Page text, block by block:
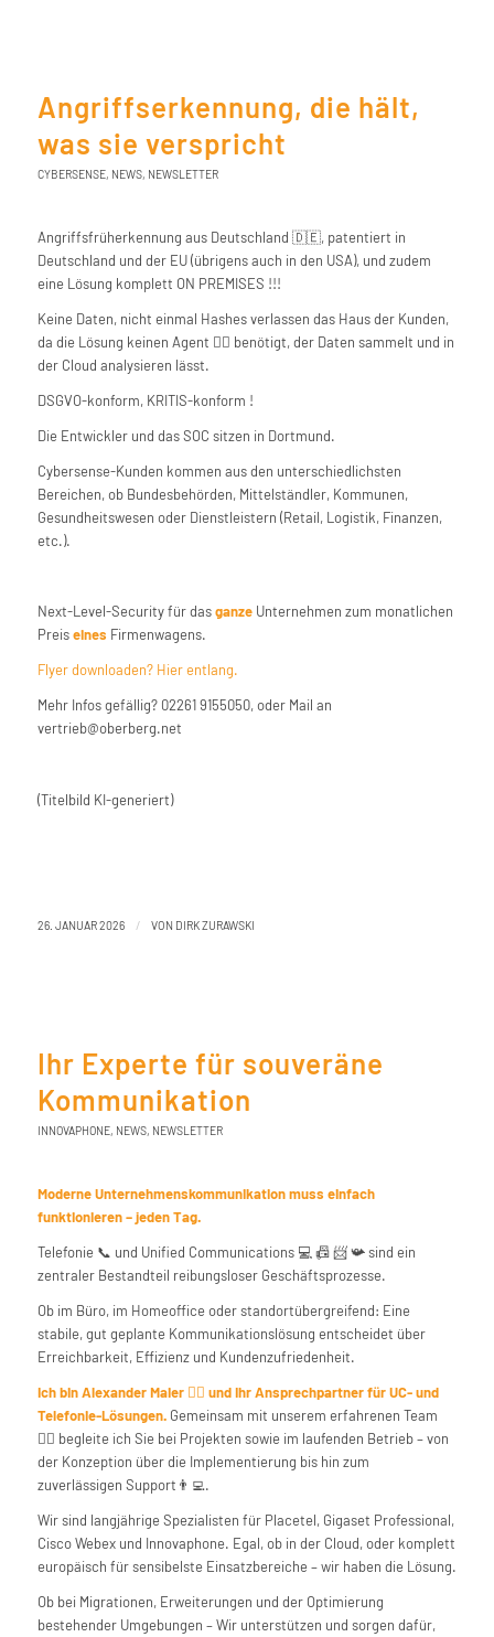
Angriffserkennung, die hält,
was sie verspricht
CYBERSENSE, NEWS, NEWSLETTER
Angriffsfrüherkennung aus Deutschland 🇩🇪, patentiert in
Deutschland und der EU (übrigens auch in den USA), und zudem
eine Lösung komplett ON PREMISES !!!
Keine Daten, nicht einmal Hashes verlassen das Haus der Kunden,
da die Lösung keinen Agent 🕵️‍♂️ benötigt, der Daten sammelt und in
der Cloud analysieren lässt.
DSGVO-konform, KRITIS-konform !
Die Entwickler und das SOC sitzen in Dortmund.
Cybersense-Kunden kommen aus den unterschiedlichsten
Bereichen, ob Bundesbehörden, Mittelständler, Kommunen,
Gesundheitswesen oder Dienstleistern (Retail, Logistik, Finanzen,
etc.).
Next-Level-Security für dasganzeUnternehmen zum monatlichen
Preiseines Firmenwagens.
Flyer downloaden? Hier entlang.
Mehr Infos gefällig? 02261 9155050, oder Mail an
vertrieb@oberberg.net
(Titelbild KI-generiert)
26. JANUAR 2026 / VON DIRK ZURAWSKI
Ihr Experte für souveräne
Kommunikation
INNOVAPHONE, NEWS, NEWSLETTER
Moderne Unternehmenskommunikation muss einfach
funktionieren – jeden Tag.
Telefonie 📞 und Unified Communications 💻 📠 📨 📯sind ein
zentraler Bestandteil reibungsloser Geschäftsprozesse.
Ob im Büro, im Homeoffice oder standortübergreifend: Eine
stabile, gut geplante Kommunikationslösung entscheidet über
Erreichbarkeit, Effizienz und Kundenzufriedenheit.
Ich bin Alexander Maier 🦸‍♂️ und Ihr Ansprechpartner für UC- und
Telefonie-Lösungen.Gemeinsam mit unserem erfahrenen Team
🧞‍♂️ begleite ich Sie bei Projekten sowie im laufenden Betrieb – von
der Konzeption über die Implementierung bis hin zum
zuverlässigen Support 👨‍💻.
Wir sind langjährige Spezialisten für Placetel, Gigaset Professional,
Cisco Webex und Innovaphone. Egal, ob in der Cloud, oder komplett
europäisch für sensibelste Einsatzbereiche – wir haben die Lösung.
Ob bei Migrationen, Erweiterungen und der Optimierung
bestehender Umgebungen – Wir unterstützen und sorgen dafür,